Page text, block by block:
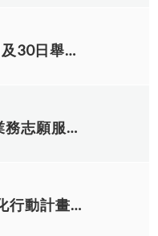
森路往大里方向
有二家停車
分鐘），停車費
娟、陳育潔 第
王御嘉、劉柏
、鍾尚軒 佳
名：行流四
郁 第三名：人
育綸、蔡東
列，讓新住民
讓臺中市更加地
)或親至協會報
d/e/
有任何
中原大學於107年9月29日及30日舉辦「服務學習．練功場－107-1學期志工基礎及特殊訓練研習營」，敬邀本校有意願師生踴躍報名參加。
教育部辦理「107年教育業務志願服務獎勵實施計畫」，敬邀本校各單位符合前開計畫條件者踴躍報名參加。
文化部辦理「青年村落文化行動計畫」提案培力暨說明會簡章乙份，敬邀本校有意願師生報名參加。